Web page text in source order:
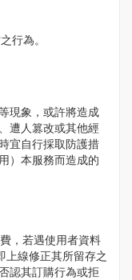
行為。
現象，或許將造成
遭人篡改或其他經
宜自行採取防護措
）本服務而造成的
，若遇使用者資料
上線修正其所留存之
認其訂購行為或拒